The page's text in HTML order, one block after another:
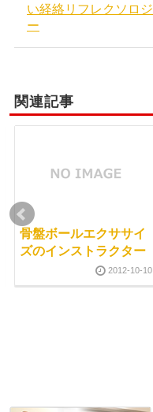
い経絡リフレクソロジ
ー
関連記事
骨盤ボールエクササイ
ズのインストラクター
2012-10-10